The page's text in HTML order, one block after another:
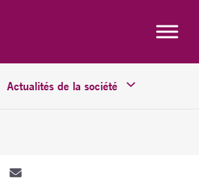
Actualités de la société